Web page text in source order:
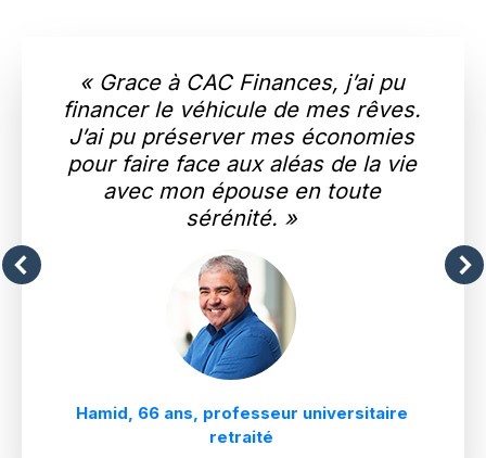
Hamid, 66 ans, professeur universitaire
retraité
« Grace à CAC Finances, j’ai pu
financer le véhicule de mes rêves.
J’ai pu préserver mes économies
pour faire face aux aléas de la vie
avec mon épouse en toute
sérénité. »